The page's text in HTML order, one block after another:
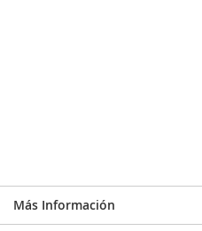
Más Información